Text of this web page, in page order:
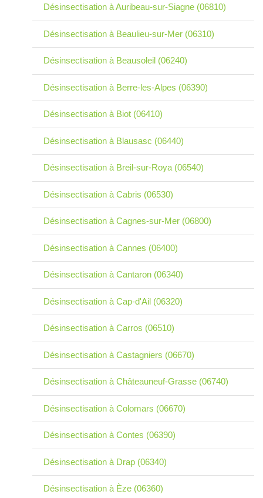
Désinsectisation à Auribeau-sur-Siagne (06810)
Désinsectisation à Beaulieu-sur-Mer (06310)
Désinsectisation à Beausoleil (06240)
Désinsectisation à Berre-les-Alpes (06390)
Désinsectisation à Biot (06410)
Désinsectisation à Blausasc (06440)
Désinsectisation à Breil-sur-Roya (06540)
Désinsectisation à Cabris (06530)
Désinsectisation à Cagnes-sur-Mer (06800)
Désinsectisation à Cannes (06400)
Désinsectisation à Cantaron (06340)
Désinsectisation à Cap-d'Ail (06320)
Désinsectisation à Carros (06510)
Désinsectisation à Castagniers (06670)
Désinsectisation à Châteauneuf-Grasse (06740)
Désinsectisation à Colomars (06670)
Désinsectisation à Contes (06390)
Désinsectisation à Drap (06340)
Désinsectisation à Èze (06360)